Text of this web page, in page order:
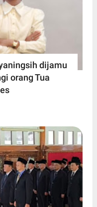
dijamu
orang Tua